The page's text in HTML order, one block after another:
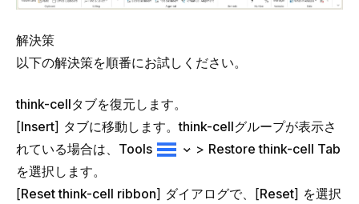
解決策
以下の解決策を順番にお試しください。
think-cellタブを復元します。
[Insert] タブに移動します。think-cellグループが表示さ
れている場合は、 Tools > Restorethink-cell Tab
を選択します。
[Resetthink-cell ribbon] ダイアログで、[Reset] を選択